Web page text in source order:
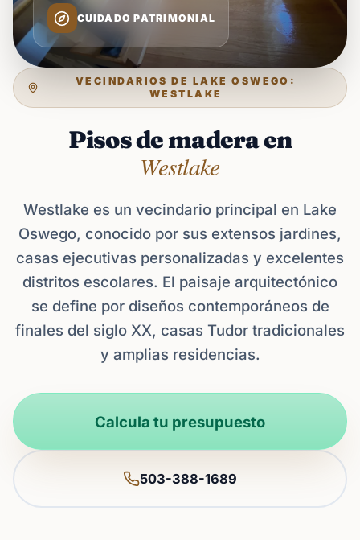
VECINDARIOS DE LAKE OSWEGO:
WESTLAKE
Pisos de madera en
Westlake
Westlake es un vecindario principal en Lake
Oswego, conocido por sus extensos jardines,
casas ejecutivas personalizadas y excelentes
distritos escolares. El paisaje arquitectónico
se define por diseños contemporáneos de
finales del siglo XX, casas Tudor tradicionales
y amplias residencias.
Calcula tu presupuesto
503-388-1689
CUIDADO PATRIMONIAL